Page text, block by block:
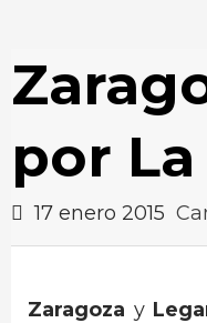
por
17 enero 2015
Zaragoza y